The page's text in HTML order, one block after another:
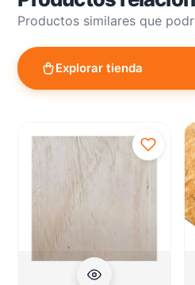
Productos similares que
Explorar tienda